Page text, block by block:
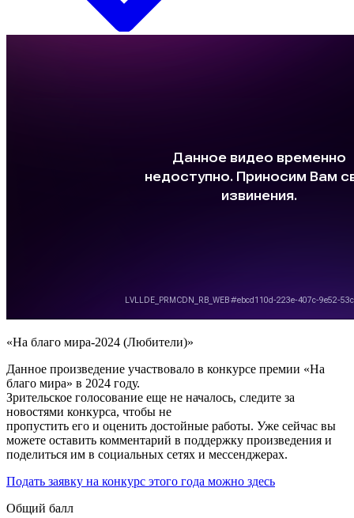
«На благо мира-2024 (Любители)»
Данное произведение участвовало в конкурсе премии «На
благо мира» в 2024 году.
Зрительское голосование еще не началось, следите за
новостями конкурса, чтобы не
пропустить его и оценить достойные работы. Уже сейчас вы
можете оставить комментарий в поддержку произведения и
поделиться им в социальных сетях и мессенджерах.
Подать заявку на конкурс этого года можно здесь
Общий балл